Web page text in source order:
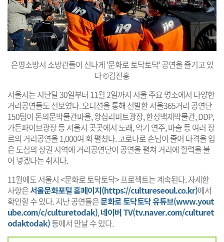
은평소방서 소방관들이 신나게 '문화로 토닥토닥' 공연을 즐기고 있
다 ©김진흥
서울시는 지난달 30일부터 11월 2일까지 서울 주요 명소에서 다양한
거리공연들도 선보였다. 오디션을 통해 선발한 서울365거리 공연단
150팀이 돈의문박물관마을, 왕십리비트광장, 한성백제박물관, DDP,
가든파이브광장 등 서울시 곳곳에서 노래, 악기 연주, 마술 등 여러 장
르의 거리공연을 1,000여 회 펼쳤다. 코로나로 손님이 줄어 타격을 입
은 도심의 상권 지역에 거리공연단이 공연을 펼쳐 거리에 활력을 불
어 넣겠다는 취지다.
11월에도 서울시 <문화로 토닥토닥> 프로젝트는 계속된다. 자세한
사항은서울문화포털 홈페이지(https://cultureseoul.co.kr)에서
확인할 수 있다. 지난 공연들은문화로 토닥토닥 유튜브(www.yout
ube.com/c/culturetodak),네이버 TV(tv.naver.com/culturet
odaktodak)등에서 만날 수 있다.